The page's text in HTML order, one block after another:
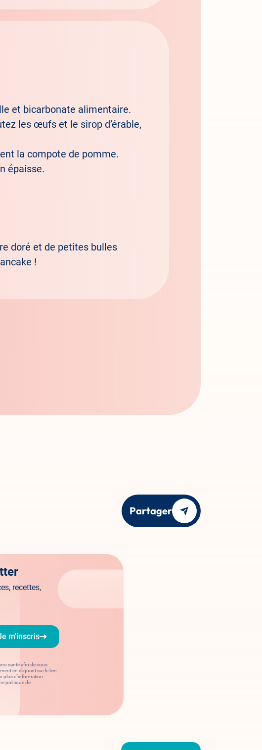
et bicarbonate alimentaire.
les œufs et le sirop d’érable,
la compote de pomme.
épaisse.
doré et de petites bulles
!
Partager
recettes,
m'inscris
santé afin de vous
en cliquant sur le lien
plus d’information
politique de